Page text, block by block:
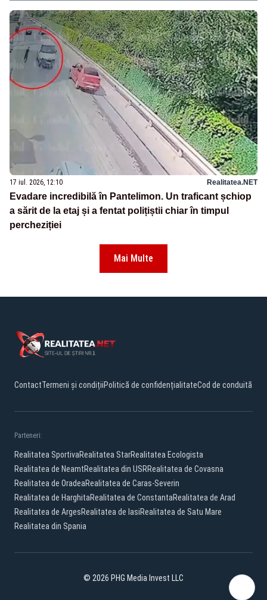
17 iul. 2026, 12:10 Realitatea.NET
Evadare incredibilă în Pantelimon. Un traficant șchiop
a sărit de la etaj și a fentat polițiștii chiar în timpul
percheziției
Mai Multe
ContactTermeni și condițiiPolitică de confidențialitateCod de conduită
Parteneri:
Realitatea SportivaRealitatea StarRealitatea Ecologista
Realitatea de NeamtRealitatea din USRRealitatea de Covasna
Realitatea de OradeaRealitatea de Caras-Severin
Realitatea de HarghitaRealitatea de ConstantaRealitatea de Arad
Realitatea de ArgesRealitatea de IasiRealitatea de Satu Mare
Realitatea din Spania
© 2026 PHG Media Invest LLC